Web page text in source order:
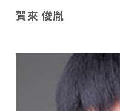
賀來 俊胤